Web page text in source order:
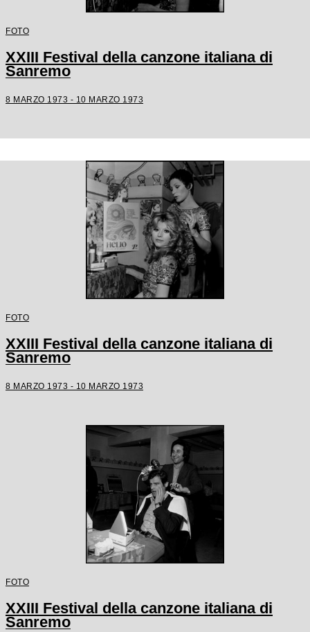
FOTO
XXIII Festival della canzone italiana di
Sanremo
8 MARZO 1973 - 10 MARZO 1973
FOTO
XXIII Festival della canzone italiana di
Sanremo
8 MARZO 1973 - 10 MARZO 1973
FOTO
XXIII Festival della canzone italiana di
Sanremo